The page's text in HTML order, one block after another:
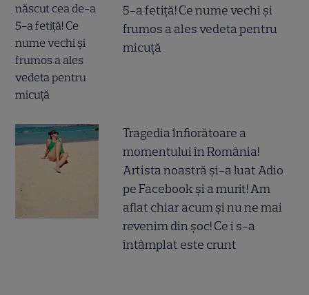
5-a fetiță! Ce nume vechi și
frumos a ales vedeta pentru
micuță
Tragedia înfiorătoare a
momentului în România!
Artista noastră și-a luat Adio
pe Facebook și a murit! Am
aflat chiar acum și nu ne mai
revenim din șoc! Ce i s-a
întâmplat este crunt